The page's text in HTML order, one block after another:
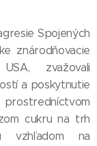
Spojených
znárodňovacie
zvažovali
a poskytnutie
prostredníctvom
cukru na trh
vzhľadom na